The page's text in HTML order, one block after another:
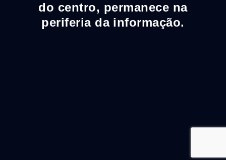
do centro, permanece na
periferia da informação.